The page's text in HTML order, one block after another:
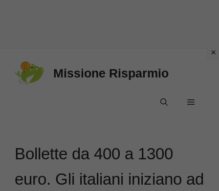
Missione Risparmio
Menu
Bollette da 400 a 1300
euro. Gli italiani iniziano ad